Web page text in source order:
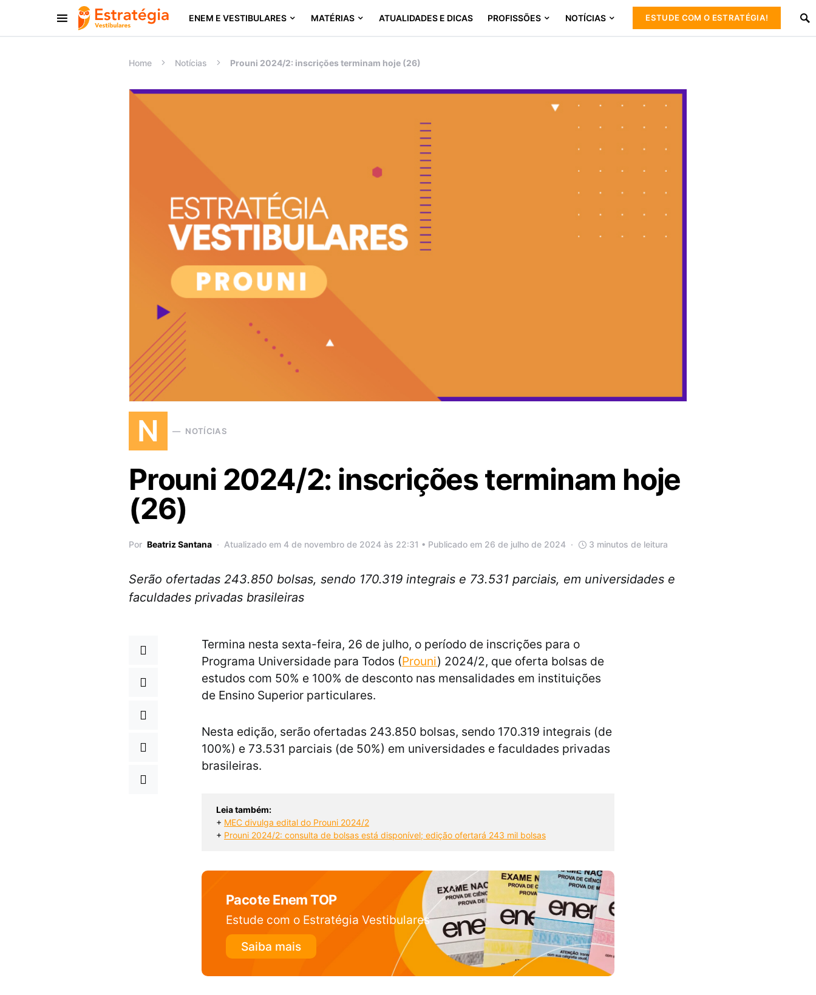
ENEM E VESTIBULARES MATÉRIAS ATUALIDADES E DICAS PROFISSÕES NOTÍCIAS ESTUDE COM O ESTRATÉGIA!
Procurar:
Home Notícias Prouni 2024/2: inscrições terminam hoje (26)
N NOTÍCIAS
Prouni 2024/2: inscrições terminam hoje
(26)
Por Beatriz Santana Atualizado em 4 de novembro de 2024 às 22:31 • Publicado em 26 de julho de 2024 3 minutos de leitura
Serão ofertadas 243.850 bolsas, sendo 170.319 integrais e 73.531 parciais, em universidades e
faculdades privadas brasileiras
Termina nesta sexta-feira, 26 de julho, o período de inscrições para o
Programa Universidade para Todos (Prouni) 2024/2, que oferta bolsas de
estudos com 50% e 100% de desconto nas mensalidades em instituições
de Ensino Superior particulares.
Nesta edição, serão ofertadas 243.850 bolsas, sendo 170.319 integrais (de
100%) e 73.531 parciais (de 50%) em universidades e faculdades privadas
brasileiras.
Leia também:
+ MEC divulga edital do Prouni 2024/2
+ Prouni 2024/2: consulta de bolsas está disponível; edição ofertará 243 mil bolsas
Pacote Enem TOP
Estude com o Estratégia Vestibulares
Saiba mais